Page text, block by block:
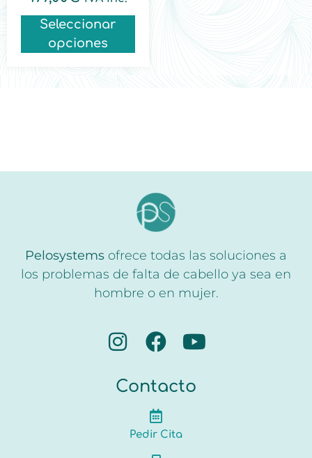
Seleccionar
opciones
Pelosystems ofrece todas las soluciones a
los problemas de falta de cabello ya sea en
hombre o en mujer.
Contacto
Pedir Cita